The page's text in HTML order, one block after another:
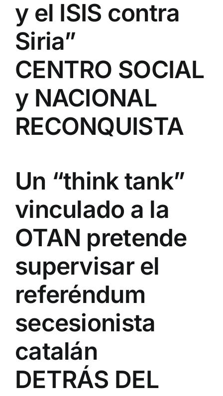
y el ISIS contra
Siria”
CENTRO SOCIAL
y NACIONAL
RECONQUISTA
Un “think tank”
vinculado a la
OTAN pretende
supervisar el
referéndum
secesionista
catalán
DETRÁS DEL